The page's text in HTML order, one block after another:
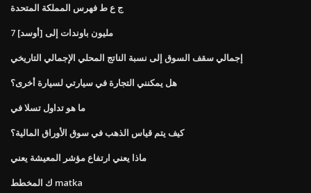
ج ع ط فهرس المملكة المتحدة
7 مليون باوندات إلى [أوسد]
إجمالي سقف السوق إلى نسبة الناتج المحلي الإجمالي التاريخي
هل يمكنني التجارة في سيارتي لسيارة أخرى؟
ما هو تداول تسلا في
كيف يتم قياس الذهب في سوق الأوراق المالية؟
ماذا يعني ارتفاع مؤشر المعيشة يعني
ك المخطط matka